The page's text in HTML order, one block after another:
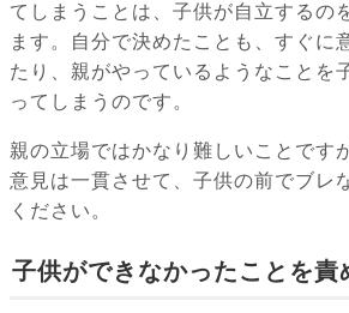
てしまうことは、子供が自立するの
ます。自分で決めたことも、すぐに
たり、親がやっているようなことを
ってしまうのです。
親の立場ではかなり難しいことです
意見は一貫させて、子供の前でブレ
ください。
子供ができなかったことを責